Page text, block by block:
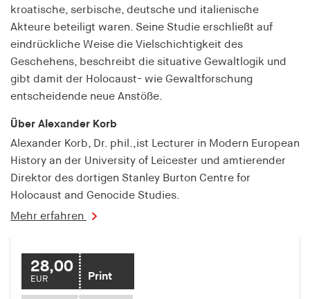
kroatische, serbische, deutsche und italienische
Akteure beteiligt waren. Seine Studie erschließt auf
eindrückliche Weise die Vielschichtigkeit des
Geschehens, beschreibt die situative Gewaltlogik und
gibt damit der Holocaust- wie Gewaltforschung
entscheidende neue Anstöße.
Über Alexander Korb
Alexander Korb, Dr. phil.,ist Lecturer in Modern European
History an der University of Leicester und amtierender
Direktor des dortigen Stanley Burton Centre for
Holocaust and Genocide Studies.
Mehr erfahren
28,00
EUR Print
Name:
fonts_loaded
hamburger-edition.de
Cookie Laufzeit: